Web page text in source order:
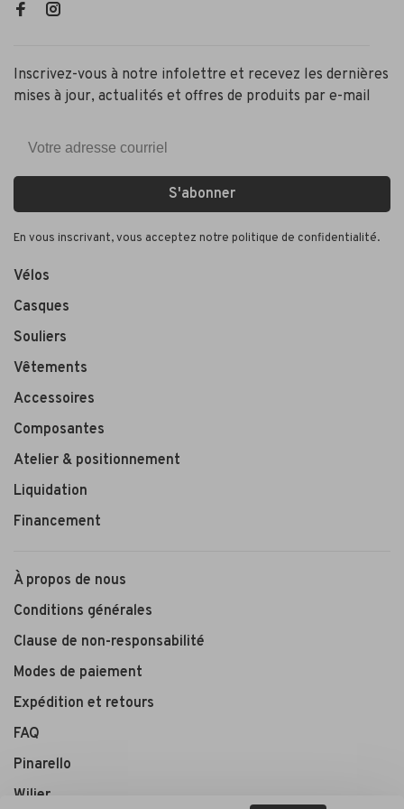
Inscrivez-vous à notre infolettre et recevez les dernières
mises à jour, actualités et offres de produits par e-mail
S'abonner
En vous inscrivant, vous acceptez notre politique de confidentialité.
Vélos
Casques
Souliers
Vêtements
Accessoires
Composantes
Atelier & positionnement
Liquidation
Financement
À propos de nous
Conditions générales
Clause de non-responsabilité
Modes de paiement
Expédition et retours
FAQ
Pinarello
Wilier